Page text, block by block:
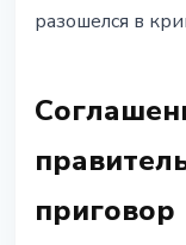
разошелся в
приговор